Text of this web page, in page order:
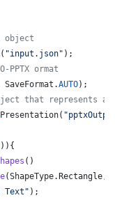
object
( "input.json" );
ormat
SaveFormat .AUTO);
that represents a
Presentation(
()
(ShapeType. Rectangle,
Text" );